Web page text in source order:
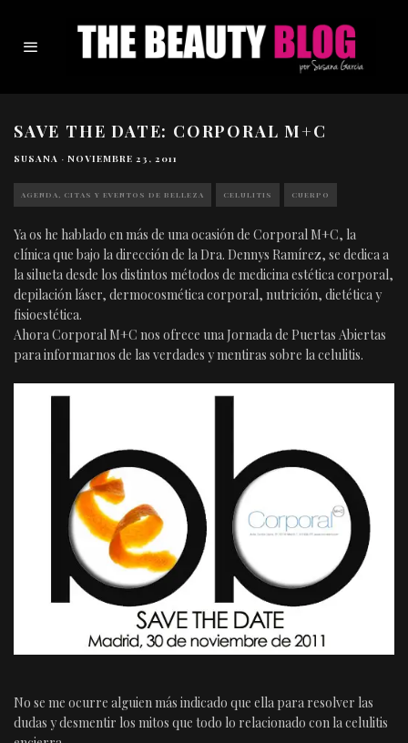
SAVE THE DATE: CORPORAL M+C
SUSANA · NOVIEMBRE 23, 2011
AGENDA, CITAS Y EVENTOS DE BELLEZA CELULITIS CUERPO
Ya os he hablado en más de una ocasión de Corporal M+C, la
clínica que bajo la dirección de la Dra. Dennys Ramírez, se dedica a
la silueta desde los distintos métodos de medicina estética corporal,
depilación láser, dermocosmética corporal, nutrición, dietética y
fisioestética.
Ahora Corporal M+C nos ofrece una Jornada de Puertas Abiertas
para informarnos de las verdades y mentiras sobre la celulitis.
No se me ocurre alguien más indicado que ella para resolver las
dudas y desmentir los mitos que todo lo relacionado con la celulitis